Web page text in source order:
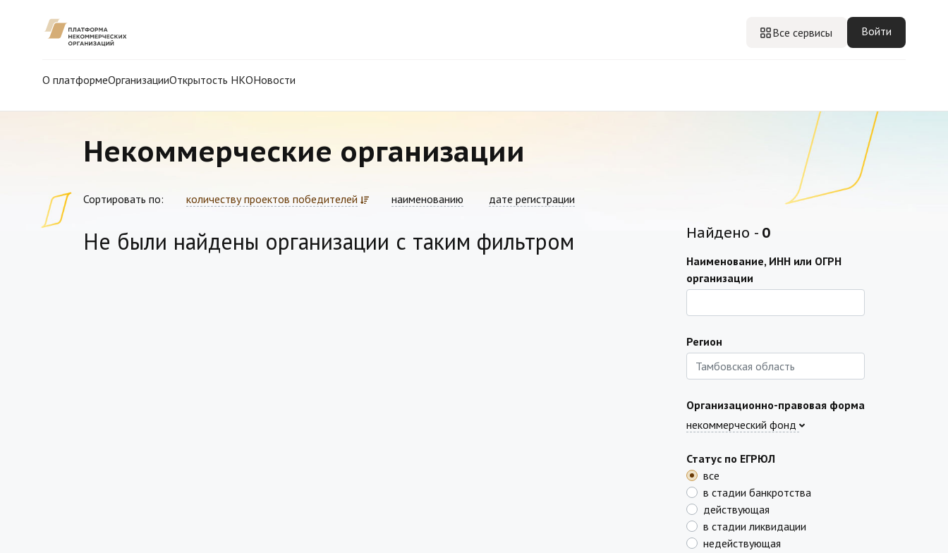
Все сервисы Войти
О платформеОрганизацииОткрытость НКОНовости
Некоммерческие организации
Сортировать по: количеству проектов победителей наименованию дате регистрации
Не были найдены организации с таким фильтром Найдено - 0
Наименование, ИНН или ОГРН
организации
Регион
Организационно-правовая форма
некоммерческий фонд
Статус по ЕГРЮЛ
все
в стадии банкротства
действующая
в стадии ликвидации
недействующая